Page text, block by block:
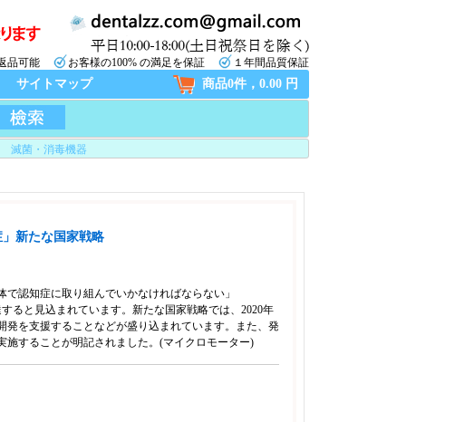
品可能 お客様の100% の満足を保証 １年間品質保証
サイトマップ 商品0件，0.00 円
滅菌・消毒機器
新たな国家戦略
認知症に取り組んでいかなければならない」
ると見込まれています。新たな国家戦略では、2020年
を支援することなどが盛り込まれています。また、発
施することが明記されました。(マイクロモーター)